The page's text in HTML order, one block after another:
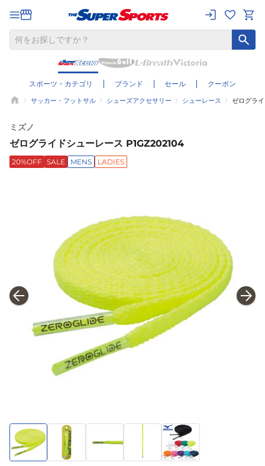
スポーツ・カテゴリ ブランド セール クーポン
サッカー・フットサル シューズアクセサリー シューレース ゼログラ
ミズノ
ゼログライドシューレース P1GZ202104
20%OFF SALE MENS LADIES